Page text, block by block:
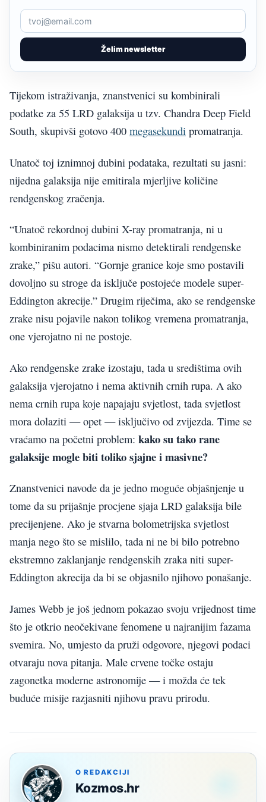
Želim newsletter
Tijekom istraživanja, znanstvenici su kombinirali
podatke za 55 LRD galaksija u tzv. Chandra Deep Field
South, skupivši gotovo 400 megasekundi promatranja.
Unatoč toj iznimnoj dubini podataka, rezultati su jasni:
nijedna galaksija nije emitirala mjerljive količine
rendgenskog zračenja.
“Unatoč rekordnoj dubini X-ray promatranja, ni u
kombiniranim podacima nismo detektirali rendgenske
zrake,” pišu autori. “Gornje granice koje smo postavili
dovoljno su stroge da isključe postojeće modele super-
Eddington akrecije.” Drugim riječima, ako se rendgenske
zrake nisu pojavile nakon tolikog vremena promatranja,
one vjerojatno ni ne postoje.
Ako rendgenske zrake izostaju, tada u središtima ovih
galaksija vjerojatno i nema aktivnih crnih rupa. A ako
nema crnih rupa koje napajaju svjetlost, tada svjetlost
mora dolaziti — opet — isključivo od zvijezda. Time se
vraćamo na početni problem: kako su tako rane
galaksije mogle biti toliko sjajne i masivne?
Znanstvenici navode da je jedno moguće objašnjenje u
tome da su prijašnje procjene sjaja LRD galaksija bile
precijenjene. Ako je stvarna bolometrijska svjetlost
manja nego što se mislilo, tada ni ne bi bilo potrebno
ekstremno zaklanjanje rendgenskih zraka niti super-
Eddington akrecija da bi se objasnilo njihovo ponašanje.
James Webb je još jednom pokazao svoju vrijednost time
što je otkrio neočekivane fenomene u najranijim fazama
svemira. No, umjesto da pruži odgovore, njegovi podaci
otvaraju nova pitanja. Male crvene točke ostaju
zagonetka moderne astronomije — i možda će tek
buduće misije razjasniti njihovu pravu prirodu.
O REDAKCIJI
Kozmos.hr